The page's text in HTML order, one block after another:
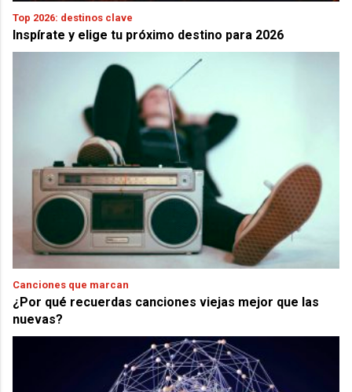
Top 2026: destinos clave
Inspírate y elige tu próximo destino para 2026
Canciones que marcan
¿Por qué recuerdas canciones viejas mejor que las
nuevas?